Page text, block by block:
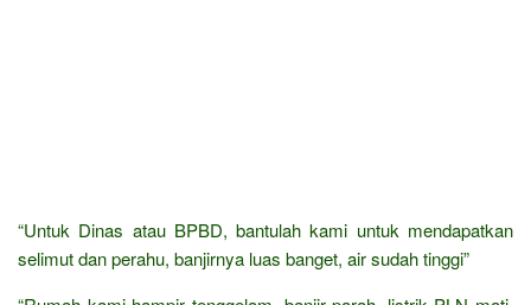
“Untuk Dinas atau BPBD, bantulah kami untuk mendapatkan
selimut dan perahu, banjirnya luas banget, air sudah tinggi”